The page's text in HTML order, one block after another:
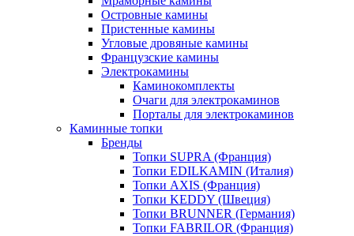
Островные камины
Пристенные камины
Угловые дровяные камины
Французские камины
Электрокамины
Каминокомплекты
Очаги для электрокаминов
Порталы для электрокаминов
Каминные топки
Бренды
Топки SUPRA (Франция)
Топки EDILKAMIN (Италия)
Топки AXIS (Франция)
Топки KEDDY (Швеция)
Топки BRUNNER (Германия)
Топки FABRILOR (Франция)